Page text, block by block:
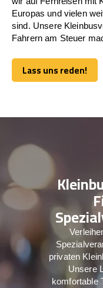
Europas und vielen
sind. Unsere
Fahrern am Steuer
Lass uns reden!
Lass uns reden!
privaten
Unsere
komfortable